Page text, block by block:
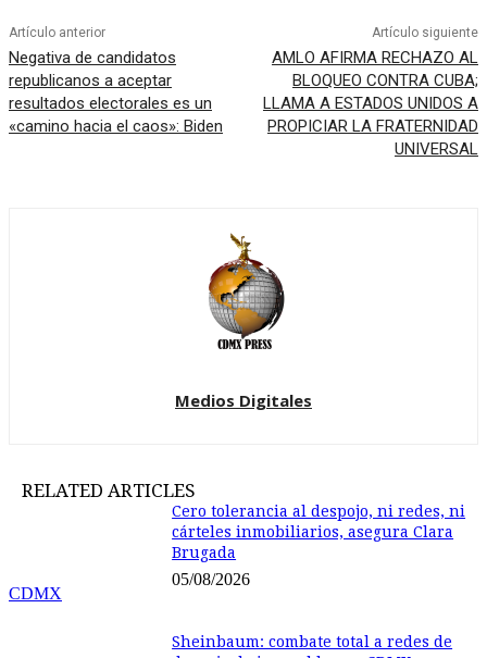
Artículo anterior
Negativa de candidatos
republicanos a aceptar
resultados electorales es un
«camino hacia el caos»: Biden
Artículo siguiente
AMLO AFIRMA RECHAZO AL
BLOQUEO CONTRA CUBA;
LLAMA A ESTADOS UNIDOS A
PROPICIAR LA FRATERNIDAD
UNIVERSAL
Medios Digitales
RELATED ARTICLES
CDMX
Cero tolerancia al despojo, ni redes, ni
cárteles inmobiliarios, asegura Clara
Brugada
05/08/2026
Sheinbaum: combate total a redes de